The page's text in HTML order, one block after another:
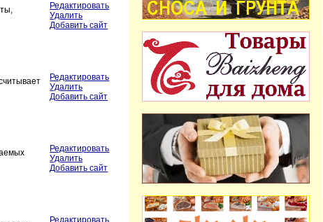
Редактировать
Удалить
Добавить сайт
Редактировать
Удалить
Добавить сайт
Редактировать
Удалить
Добавить сайт
Редактировать